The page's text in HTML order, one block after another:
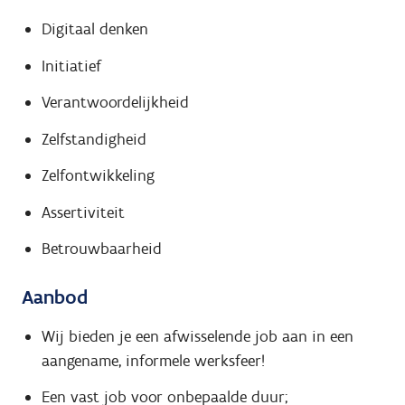
Digitaal denken
Initiatief
Verantwoordelijkheid
Zelfstandigheid
Zelfontwikkeling
Assertiviteit
Betrouwbaarheid
Aanbod
Wij bieden je een afwisselende job aan in een
aangename, informele werksfeer!
Een vast job voor onbepaalde duur;